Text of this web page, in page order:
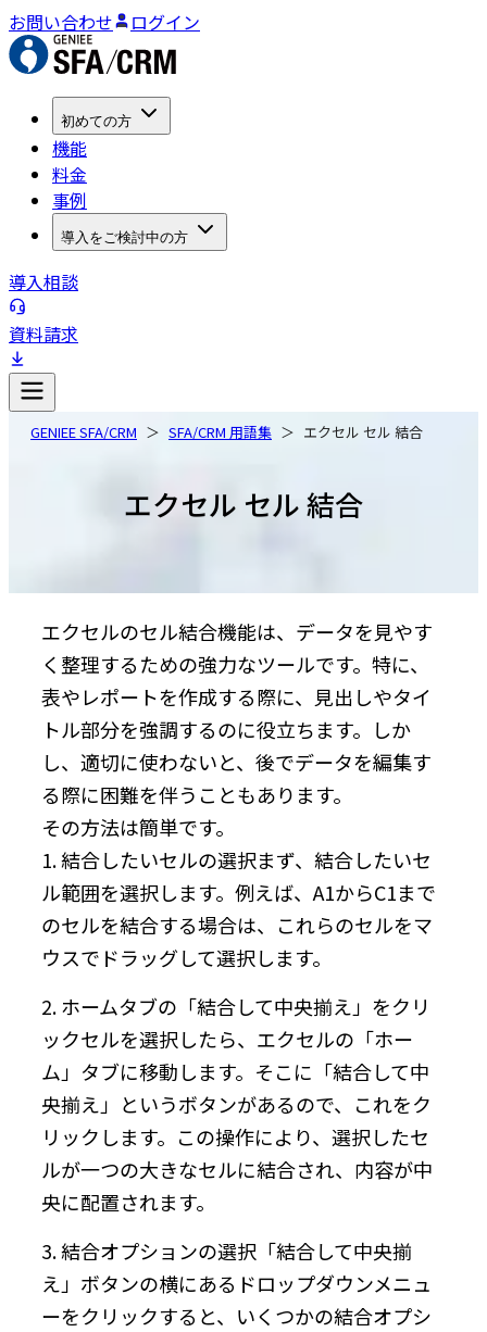
お問い合わせ ログイン
初めての方
機能
料金
事例
導入をご検討中の方
導入相談
資料請求
GENIEE SFA/CRM SFA/CRM 用語集 エクセル セル 結合
エクセル セル 結合
エクセルのセル結合機能は、データを見やす
く整理するための強力なツールです。特に、
表やレポートを作成する際に、見出しやタイ
トル部分を強調するのに役立ちます。しか
し、適切に使わないと、後でデータを編集す
る際に困難を伴うこともあります。
その方法は簡単です。
1. 結合したいセルの選択まず、結合したいセ
ル範囲を選択します。例えば、A1からC1まで
のセルを結合する場合は、これらのセルをマ
ウスでドラッグして選択します。
2. ホームタブの「結合して中央揃え」をクリ
ックセルを選択したら、エクセルの「ホー
ム」タブに移動します。そこに「結合して中
央揃え」というボタンがあるので、これをク
リックします。この操作により、選択したセ
ルが一つの大きなセルに結合され、内容が中
央に配置されます。
3. 結合オプションの選択「結合して中央揃
え」ボタンの横にあるドロップダウンメニュ
ーをクリックすると、いくつかの結合オプシ